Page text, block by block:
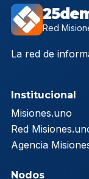
Red
La red de
Institucional
Misiones.uno
Red
Agencia
Nodos